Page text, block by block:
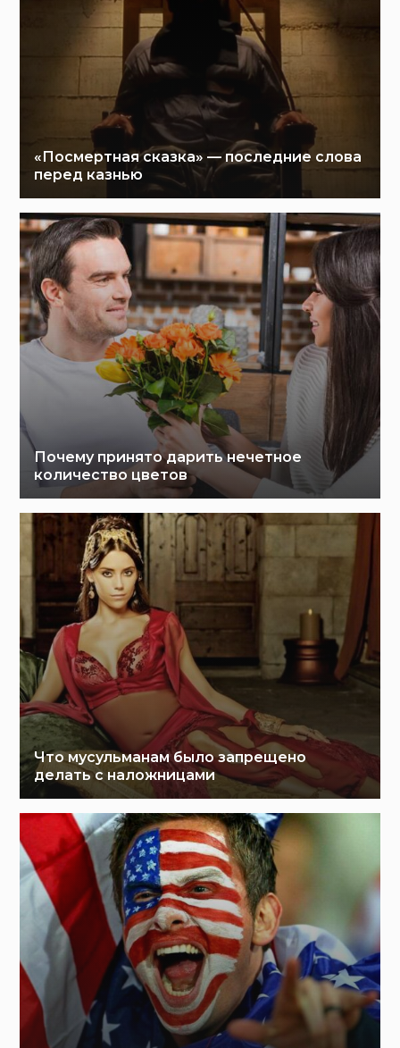
«Посмертная сказка» — последние слова
перед казнью
Почему принято дарить нечетное
количество цветов
Что мусульманам было запрещено
делать с наложницами